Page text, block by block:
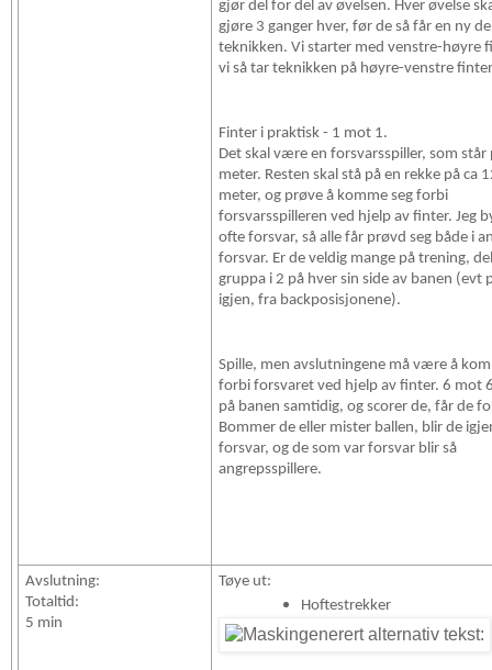
gjør del for del av øvelsen. Hver øvelse
gjøre 3 ganger hver, før de så får en ny
teknikken. Vi starter med venstre-høyre
vi så tar teknikken på høyre-venstre
Finter i praktisk - 1 mot 1.
Det skal være en forsvarsspiller, som står
meter. Resten skal stå på en rekke på ca
meter, og prøve å komme seg forbi
forsvarsspilleren ved hjelp av finter. Jeg
ofte forsvar, så alle får prøvd seg både i
forsvar. Er de veldig mange på trening,
gruppa i 2 på hver sin side av banen (evt
igjen, fra backposisjonene).
Spille, men avslutningene må være å
forbi forsvaret ved hjelp av finter. 6 mot
på banen samtidig, og scorer de, får de
Bommer de eller mister ballen, blir de
forsvar, og de som var forsvar blir så
angrepsspillere.
Avslutning:
Totaltid:
5 min
Tøye ut:
Hoftestrekker